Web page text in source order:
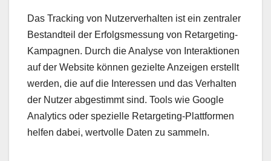
Das Tracking von Nutzerverhalten ist ein zentraler
Bestandteil der Erfolgsmessung von Retargeting-
Kampagnen. Durch die Analyse von Interaktionen
auf der Website können gezielte Anzeigen erstellt
werden, die auf die Interessen und das Verhalten
der Nutzer abgestimmt sind. Tools wie Google
Analytics oder spezielle Retargeting-Plattformen
helfen dabei, wertvolle Daten zu sammeln.